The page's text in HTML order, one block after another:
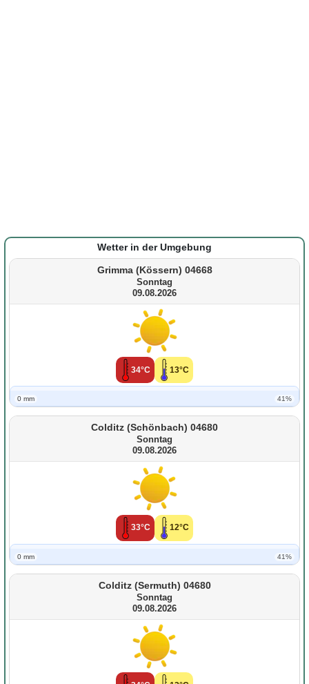
Wetter in der Umgebung
Grimma (Kössern) 04668
Sonntag
09.08.2026
34°C 13°C
0 mm 41%
Colditz (Schönbach) 04680
Sonntag
09.08.2026
33°C 12°C
0 mm 41%
Colditz (Sermuth) 04680
Sonntag
09.08.2026